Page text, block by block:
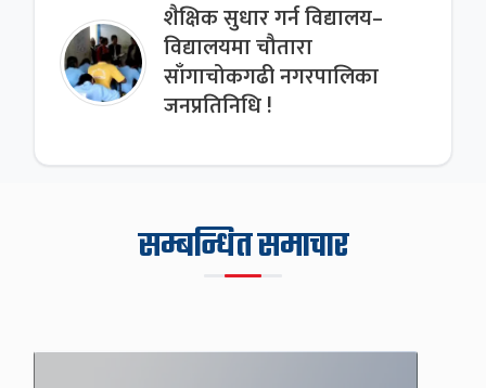
शैक्षिक सुधार गर्न विद्यालय–
विद्यालयमा चौतारा
साँगाचोकगढी नगरपालिका
जनप्रतिनिधि !
सम्बन्धित समाचार